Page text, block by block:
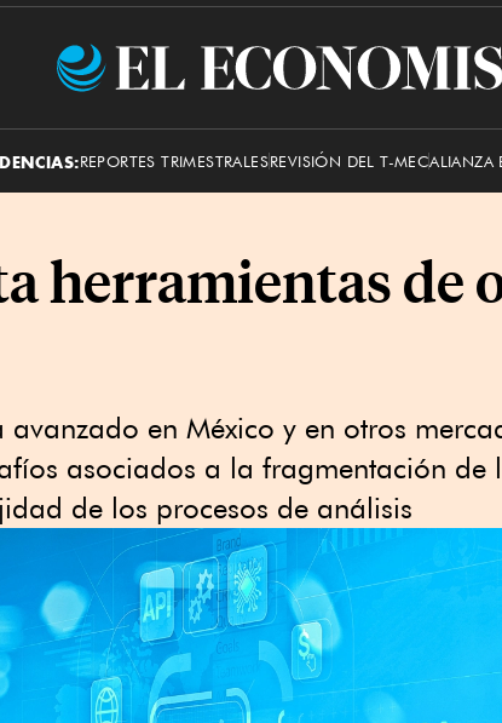
El
REPORTES TRIMESTRALESREVISIÓN DEL T-MECALIANZA
herramientas de
en México y en otros
asociados a la fragmentación de
de los procesos de análisis